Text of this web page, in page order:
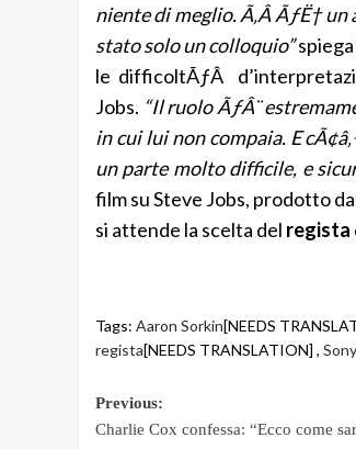
niente di meglio. Ã‚Â ÃƒË†
stato solo un colloquio”spiega
le difficoltÃƒÂ
Jobs. “Il ruolo ÃƒÂ¨
in cui lui non compaia. E
un parte molto difficile, e
film su Steve Jobs, prodotto
si attende la scelta del regista
Tags: Aaron Sorkin[NEEDS
regista[NEEDS TRANSLATION] , Sony
Post
Previous:
Charlie Cox confessa: “Ecco come